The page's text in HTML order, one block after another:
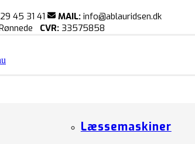
29 45 31 41 MAIL: info@ablauridsen.dk
CVR: 33575858
Læssemaskiner